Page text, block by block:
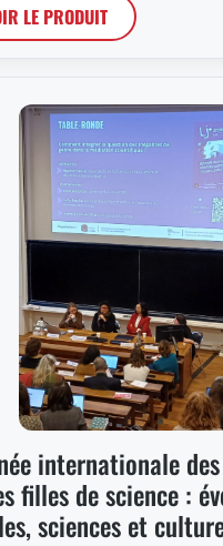
LE PRODUIT
internationale
filles de science :
sciences et